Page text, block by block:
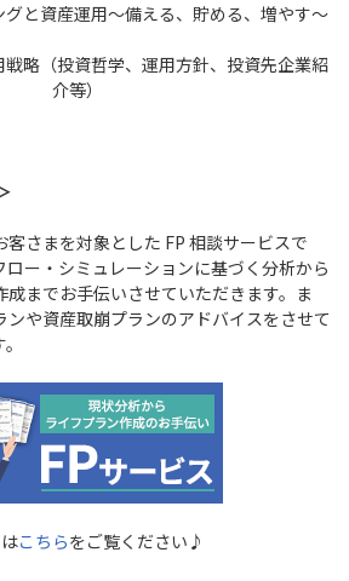
と資産運用～備える、貯める、増やす～
略（投資哲学、運用方針、投資先企業紹
介等）
さまを対象とした FP 相談サービスで
ー・シミュレーションに基づく分析から
までお手伝いさせていただきます。ま
ンや資産取崩プランのアドバイスをさせて
こちらをご覧ください♪